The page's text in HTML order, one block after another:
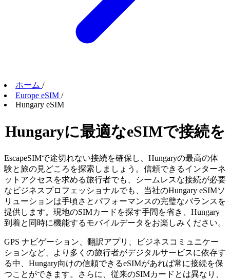
ホーム /
Europe eSIM /
Hungary eSIM
Hungaryに最適なeSIMで接続を
EscapeSIMで途切れない接続を確保し、Hungaryの最高の体
験と旅の見どころを探索しましょう。信頼できるインターネ
ットアクセスを求める旅行者でも、シームレスな接続が必要
なビジネスプロフェッショナルでも、当社のHungary eSIMソ
リューションは手頃さとパフォーマンスの完璧なバランスを
提供します。現地のSIMカードを探す手間を省き、Hungary
到着と同時に機能するモバイルデータをお楽しみください。
GPS ナビゲーション、翻訳アプリ、ビジネスコミュニケー
ションなど、より多くの旅行者がデジタルサービスに依存す
る中、Hungary向けの信頼できるeSIMがあれば常に接続を保
つことができます。さらに、従来のSIMカードとは異なり、